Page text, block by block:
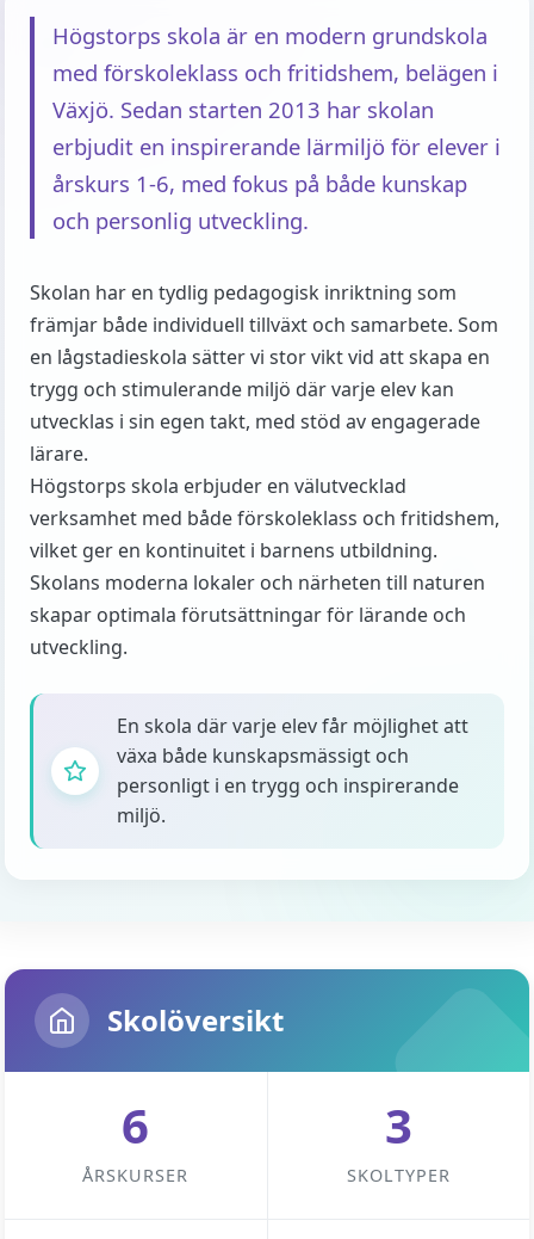
Högstorps skola är en modern grundskola
med förskoleklass och fritidshem, belägen i
Växjö. Sedan starten 2013 har skolan
erbjudit en inspirerande lärmiljö för elever i
årskurs 1-6, med fokus på både kunskap
och personlig utveckling.
Skolan har en tydlig pedagogisk inriktning som
främjar både individuell tillväxt och samarbete. Som
en lågstadieskola sätter vi stor vikt vid att skapa en
trygg och stimulerande miljö där varje elev kan
utvecklas i sin egen takt, med stöd av engagerade
lärare.
Högstorps skola erbjuder en välutvecklad
verksamhet med både förskoleklass och fritidshem,
vilket ger en kontinuitet i barnens utbildning.
Skolans moderna lokaler och närheten till naturen
skapar optimala förutsättningar för lärande och
utveckling.
En skola där varje elev får möjlighet att
växa både kunskapsmässigt och
personligt i en trygg och inspirerande
miljö.
Skolöversikt
6
ÅRSKURSER
3
SKOLTYPER